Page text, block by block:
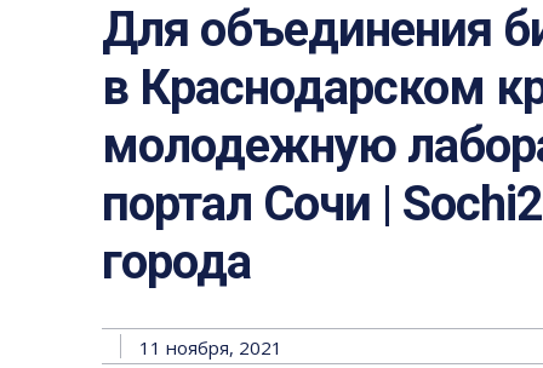
Для объединения
в Краснодарском
молодежную
портал Сочи |
города
11 ноября, 2021